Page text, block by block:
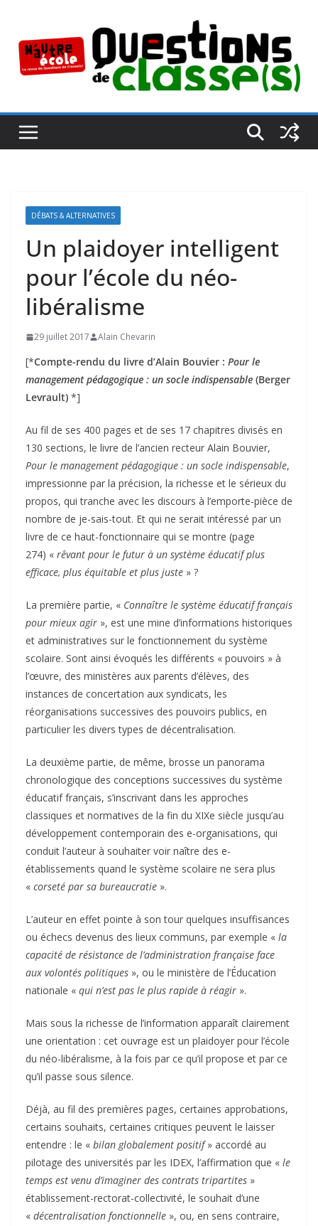
contenu
DÉBATS & ALTERNATIVES
Un plaidoyer intelligent
pour l’école du néo-
libéralisme
29 juillet 2017 Alain Chevarin
[*Compte-rendu du livre d’Alain Bouvier : Pour le
management pédagogique : un socle indispensable (Berger
Levrault) *]
Au fil de ses 400 pages et de ses 17 chapitres divisés en
130 sections, le livre de l’ancien recteur Alain Bouvier,
Pour le management pédagogique : un socle indispensable,
impressionne par la précision, la richesse et le sérieux du
propos, qui tranche avec les discours à l’emporte-pièce de
nombre de je-sais-tout. Et qui ne serait intéressé par un
livre de ce haut-fonctionnaire qui se montre (page
274) « rêvant pour le futur à un système éducatif plus
efficace, plus équitable et plus juste » ?
La première partie, « Connaître le système éducatif français
pour mieux agir », est une mine d’informations historiques
et administratives sur le fonctionnement du système
scolaire. Sont ainsi évoqués les différents « pouvoirs » à
l’œuvre, des ministères aux parents d’élèves, des
instances de concertation aux syndicats, les
réorganisations successives des pouvoirs publics, en
particulier les divers types de décentralisation.
La deuxième partie, de même, brosse un panorama
chronologique des conceptions successives du système
éducatif français, s’inscrivant dans les approches
classiques et normatives de la fin du XIXe siècle jusqu’au
développement contemporain des e-organisations, qui
conduit l’auteur à souhaiter voir naître des e-
établissements quand le système scolaire ne sera plus
« corseté par sa bureaucratie ».
L’auteur en effet pointe à son tour quelques insuffisances
ou échecs devenus des lieux communs, par exemple « la
capacité de résistance de l’administration française face
aux volontés politiques », ou le ministère de l’Éducation
nationale « qui n’est pas le plus rapide à réagir ».
Mais sous la richesse de l’information apparaît clairement
une orientation : cet ouvrage est un plaidoyer pour l’école
du néo-libéralisme, à la fois par ce qu’il propose et par ce
qu’il passe sous silence.
Déjà, au fil des premières pages, certaines approbations,
certains souhaits, certaines critiques peuvent le laisser
entendre : le « bilan globalement positif» accordé au
pilotage des universités par les IDEX, l’affirmation que « le
temps est venu d’imaginer des contrats tripartites »
établissement-rectorat-collectivité, le souhait d’une
« décentralisation fonctionnelle », ou, en sens contraire,